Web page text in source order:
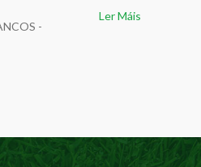
-
Ler Máis